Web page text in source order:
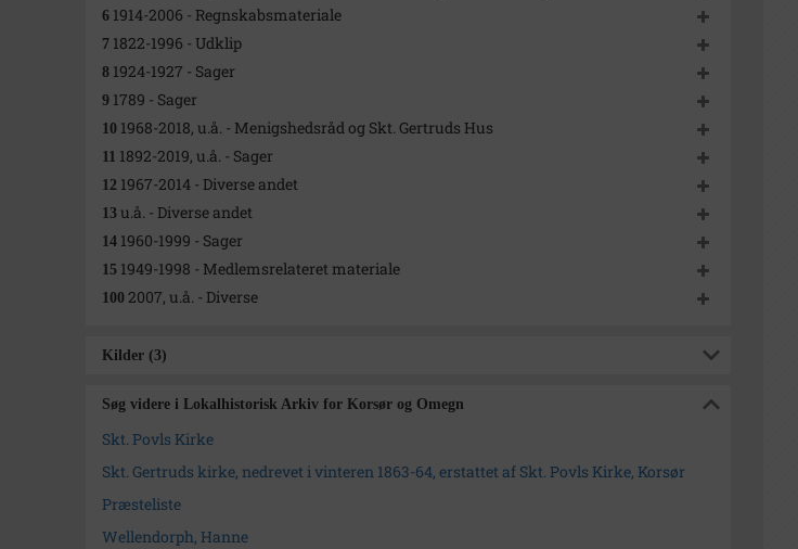
6 1914-2006 - Regnskabsmateriale
7 1822-1996 - Udklip
8 1924-1927 - Sager
9 1789 - Sager
10 1968-2018, u.å. - Menigshedsråd og Skt. Gertruds Hus
11 1892-2019, u.å. - Sager
12 1967-2014 - Diverse andet
13 u.å. - Diverse andet
14 1960-1999 - Sager
15 1949-1998 - Medlemsrelateret materiale
100 2007, u.å. - Diverse
Kilder (3)
Søg videre i Lokalhistorisk Arkiv for Korsør og Omegn
Skt. Povls Kirke
Skt. Gertruds kirke, nedrevet i vinteren 1863-64, erstattet af Skt. Povls Kirke, Korsør
Præsteliste
Wellendorph, Hanne